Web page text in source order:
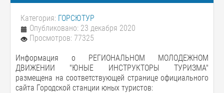
Категория: ГОРСЮТУР
Опубликовано: 23 декабря 2020
Просмотров: 77325
Информация о РЕГИОНАЛЬНОМ МОЛОДЕЖНОМ
ДВИЖЕНИИ "ЮНЫЕ ИНСТРУКТОРЫ ТУРИЗМА"
размещена на соответствующей странице официального
сайта Городской станции юных туристов: